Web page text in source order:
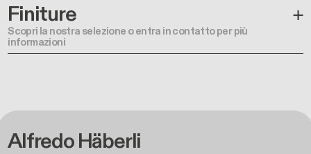
Finiture
Scopri la nostra selezione o entra in contatto per più
informazioni
Alfredo Häberli